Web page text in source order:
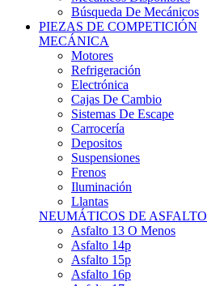
PIEZAS DE COMPETICIÓN
MECÁNICA
Motores
Refrigeración
Electrónica
Cajas De Cambio
Sistemas De Escape
Carrocería
Depositos
Suspensiones
Frenos
Iluminación
Llantas
NEUMÁTICOS DE ASFALTO
Asfalto 13 O Menos
Asfalto 14p
Asfalto 15p
Asfalto 16p
Asfalto 17p
Asfalto >= 18p